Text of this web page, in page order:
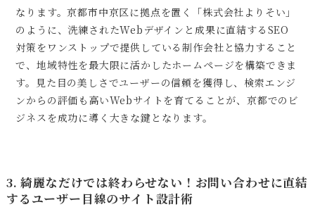
なります。京都市中京区に拠点を置く「株式会社よりそい」
のように、洗練されたWebデザインと成果に直結するSEO
対策をワンストップで提供している制作会社と協力すること
で、地域特性を最大限に活かしたホームページを構築できま
す。見た目の美しさでユーザーの信頼を獲得し、検索エンジ
ンからの評価も高いWebサイトを育てることが、京都でのビ
ジネスを成功に導く大きな鍵となります。
3. 綺麗なだけでは終わらせない！お問い合わせに直結
するユーザー目線のサイト設計術